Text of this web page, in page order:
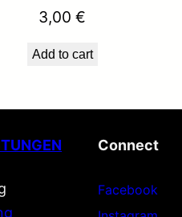
3,00€
Add to cart
Connect
Facebook